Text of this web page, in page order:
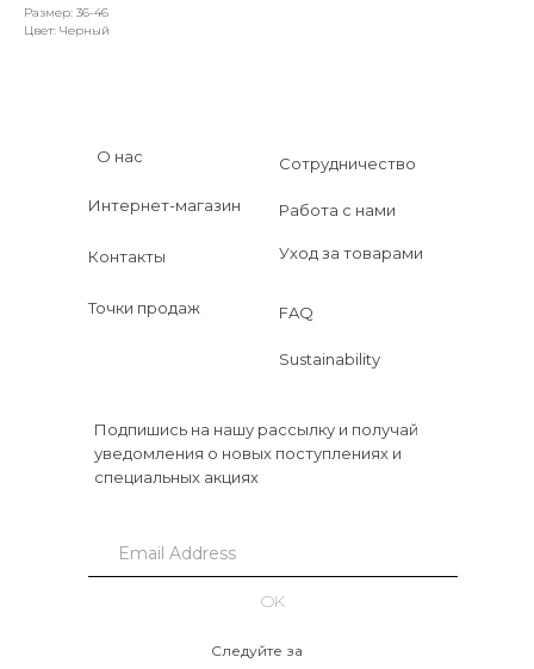
Размер: 36-46
Цвет: Черный
Уход за товарами
Контакты
Подпишись на нашу рассылку и получай
уведомления о новых поступлениях и
специальных акциях
Следуйте за
О нас
FAQ
Sustainability
Сотрудничество
Работа с нами
Точки продаж
Интернет-магазин
OK